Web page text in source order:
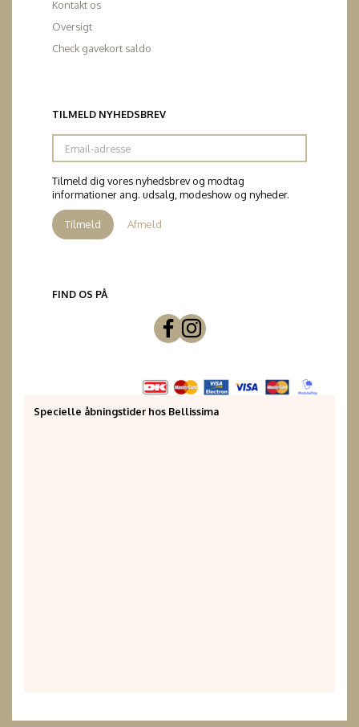
Kontakt os
Oversigt
Check gavekort saldo
TILMELD NYHEDSBREV
Email-
adresse
Tilmeld dig vores nyhedsbrev og modtag
informationer ang. udsalg, modeshow og nyheder.
Tilmeld Afmeld
FIND OS PÅ
Specielle åbningstider hos Bellissima